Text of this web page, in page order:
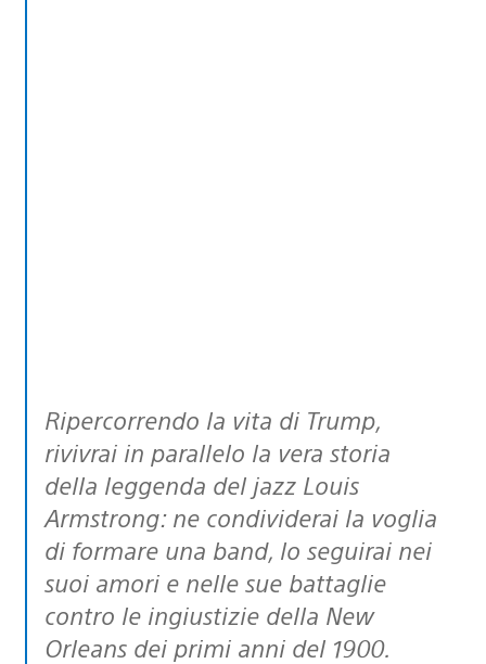
Ripercorrendo la vita di Trump,
rivivrai in parallelo la vera storia
della leggenda del jazz Louis
Armstrong: ne condividerai la voglia
di formare una band, lo seguirai nei
suoi amori e nelle sue battaglie
contro le ingiustizie della New
Orleans dei primi anni del 1900.